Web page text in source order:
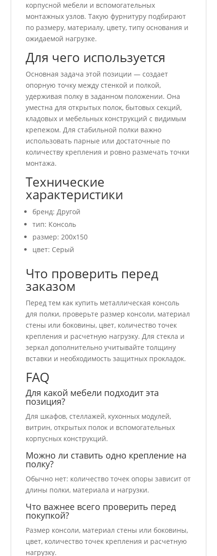
корпусной мебели и вспомогательных
монтажных узлов. Такую фурнитуру подбирают
по размеру, материалу, цвету, типу основания и
ожидаемой нагрузке.
Для чего используется
Основная задача этой позиции — создает
опорную точку между стенкой и полкой,
удерживая полку в заданном положении. Она
уместна для открытых полок, бытовых секций,
кладовых и мебельных конструкций с видимым
крепежом. Для стабильной полки важно
использовать парные или достаточные по
количеству крепления и ровно размечать точки
монтажа.
Технические
характеристики
бренд: Другой
тип: Консоль
размер: 200х150
цвет: Серый
Что проверить перед
заказом
Перед тем как купить металлическая консоль
для полки, проверьте размер консоли, материал
стены или боковины, цвет, количество точек
крепления и расчетную нагрузку. Для стекла и
зеркал дополнительно учитывайте толщину
вставки и необходимость защитных прокладок.
FAQ
Для какой мебели подходит эта
позиция?
Для шкафов, стеллажей, кухонных модулей,
витрин, открытых полок и вспомогательных
корпусных конструкций.
Можно ли ставить одно крепление на
полку?
Обычно нет: количество точек опоры зависит от
длины полки, материала и нагрузки.
Что важнее всего проверить перед
покупкой?
Размер консоли, материал стены или боковины,
цвет, количество точек крепления и расчетную
нагрузку.